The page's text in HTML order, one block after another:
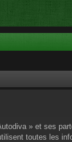
» et ses
toutes les